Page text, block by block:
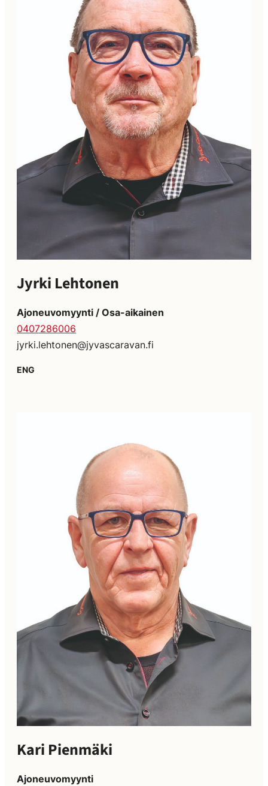
Jyrki Lehtonen
Ajoneuvomyynti / Osa-aikainen
0407286006
jyrki.lehtonen@jyvascaravan.fi
ENG
Kari Pienmäki
Ajoneuvomyynti